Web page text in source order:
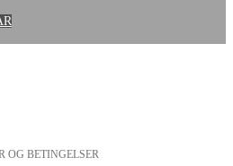
OG BETINGELSER